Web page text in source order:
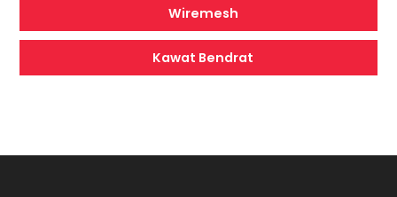
Wiremesh
Kawat Bendrat